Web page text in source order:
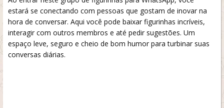
estará se conectando com pessoas que gostam de inovar na
hora de conversar. Aqui você pode baixar figurinhas incríveis,
interagir com outros membros e até pedir sugestões. Um
espaço leve, seguro e cheio de bom humor para turbinar suas
conversas diárias.